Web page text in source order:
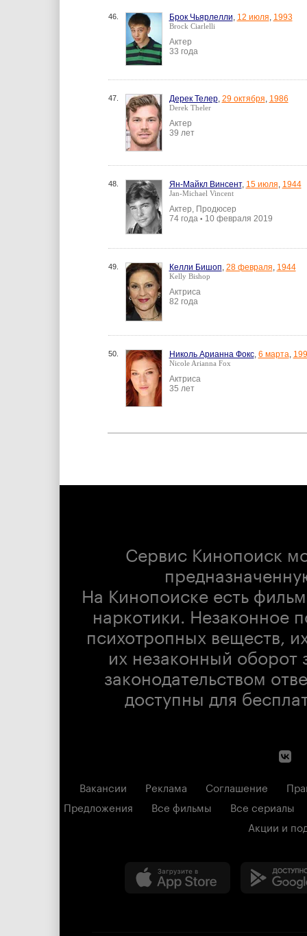
46. Брок Чьярлелли, 12 июля, 1993
Brock Ciarlelli
Актер
33 года
47. Дерек Телер, 29 октября, 1986
Derek Theler
Актер
39 лет
48. Ян-Майкл Винсент, 15 июля, 1944
Jan-Michael Vincent
Актер, Продюсер
74 года • 10 февраля 2019
49. Келли Бишоп, 28 февраля, 1944
Kelly Bishop
Актриса
82 года
50. Николь Арианна Фокс, 6 марта,
Nicole Arianna Fox
Актриса
35 лет
Сервис Кинопоиск
На Кинопоиске есть
наркотики. Незаконное
психотропных веществ,
их незаконный оборот
законодательством
доступны для
Вакансии Реклама Соглашение
Предложения
Все фильмы
Все сериалы
Акции и